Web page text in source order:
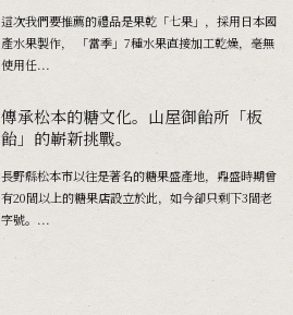
這次我們要推薦的禮品是果乾「七果」，採用日本國
產水果製作， 「當季」7種水果直接加工乾燥，毫無
使用任...
傳承松本的糖文化。山屋御飴所「板
飴」的嶄新挑戰。
長野縣松本市以往是著名的糖果盛產地，鼎盛時期曾
有20間以上的糖果店設立於此，如今卻只剩下3間老
字號。...